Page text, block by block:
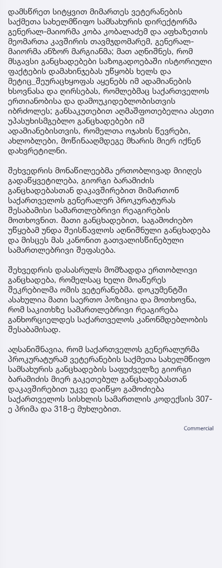
დამსწრეთ სიტყვით მიმართეს ვეტერანების
საქმეთა სახელმწიფო სამსახურის დირექტორმა
გენერალ-მაიორმა კობა კობალაძემ და აფხაზეთის
მეომართა კავშირის თავმჯდომარემ, გენერალ-
მაიორმა ანზორ მარგიანმა; მათ აღნიშნეს, რომ
მსგავსი განცხადებები საზოგადოებაში ისტორიული
ფაქტების დამახინჯებას უწყობს ხელს და
მეტიც_შეურაცხყოფას აყენებს იმ ადამიანების
ხსოვნასა და ღირსებას, რომლებმაც საქართველოს
ერთიანობისა და დამოუკიდებლობისთვის
იბრძოლეს; განსაკუთებით აღმაშფოთებელია ასეთი
უპასუხისმგებლო განცხადებები იმ
ადამიანებისთვის, რომელთა ოჯახის წევრები,
ახლობლები, მოწინააღმდეგე მხარის მიერ იქნენ
დახვრეტილნი.
შეხვედრის მონაწილეებმა ერთობლივად მიიღეს
გადაწყვეტილება, გიორგი ბარამიძის
განცხადებასთან დაკავშირებით მიმართონ
საქართველოს გენერალურ პროკურატურას
შესაბამისი სამართლებრივი რეაგირების
მოთხოვნით. მათი განცხადებით, საგამოძიებო
უწყებამ უნდა შეისწავლოს აღნიშნული განცხადება
და მისცეს მას კანონით გათვალისწინებული
სამართლებრივი შეფასება.
შეხვედრის დასასრულს მომზადდა ერთობლივი
განცხადება, რომელსაც ხელი მოაწერეს
შეკრებილმა ომის ვეტერანებმა. დოკუმენტში
ასახულია მათი საერთო პოზიცია და მოთხოვნა,
რომ საკითხზე სამართლებრივი რეაგირება
განხორციელდეს საქართველოს კანონმდებლობის
შესაბამისად.
აღსანიშნავია, რომ საქართველოს გენერალურმა
პროკურატურამ ვეტერანების საქმეთა სახელმწიფო
სამსახურის განცხადების საფუძველზე გიორგი
ბარამიძის მიერ გაკეთებულ განცხადებასთან
დაკავშირებით უკვე დაიწყო გამოძიება
საქართველოს სისხლის სამართლის კოდექსის 307-
ე პრიმა და 318-ე მუხლებით.